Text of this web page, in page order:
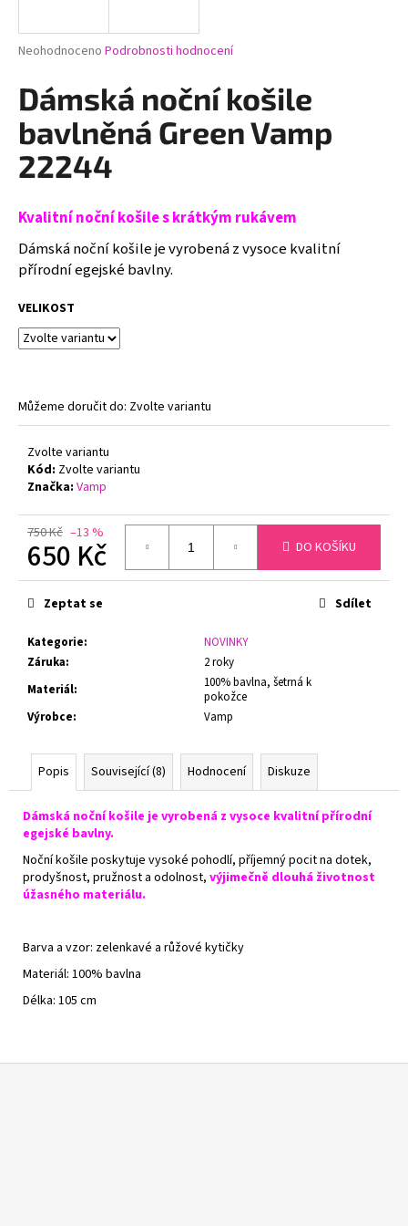
Průměrné
produktu
je
0,0
5
hvězdiček.
Neohodnoceno Podrobnosti hodnocení
Dámská noční košile
bavlněná Green Vamp
22244
Kvalitní noční košile s krátkým rukávem
Dámská noční košile je vyrobená z vysoce kvalitní
přírodní egejské bavlny.
VELIKOST
Můžeme doručit do: Zvolte variantu
Zvolte variantu
Kód: Zvolte variantu
Značka: Vamp
750 Kč –13 %
650 Kč
Měrná
cena:
DO KOŠÍKU
Kategorie:
NOVINKY
Záruka:
2 roky
Materiál:
100% bavlna, šetrná k
pokožce
Výrobce: Vamp
Zeptat se Sdílet
Popis Související (8) Hodnocení Diskuze
Dámská noční košile je vyrobená z vysoce kvalitní přírodní
egejské bavlny.
Noční košile poskytuje vysoké pohodlí, příjemný pocit na dotek,
prodyšnost, pružnost a odolnost, výjimečně dlouhá životnost
úžasného materiálu.
Barva a vzor: zelenkavé a růžové kytičky
Materiál: 100% bavlna
Délka: 105 cm
j
t
?
HLEDAT
o
p
o
č
u
m
e
DÁMSKÉ
TÍLKO
PRODLOUŽENÉ
GINA
BAMBUS
349
Kč
Původně:
420